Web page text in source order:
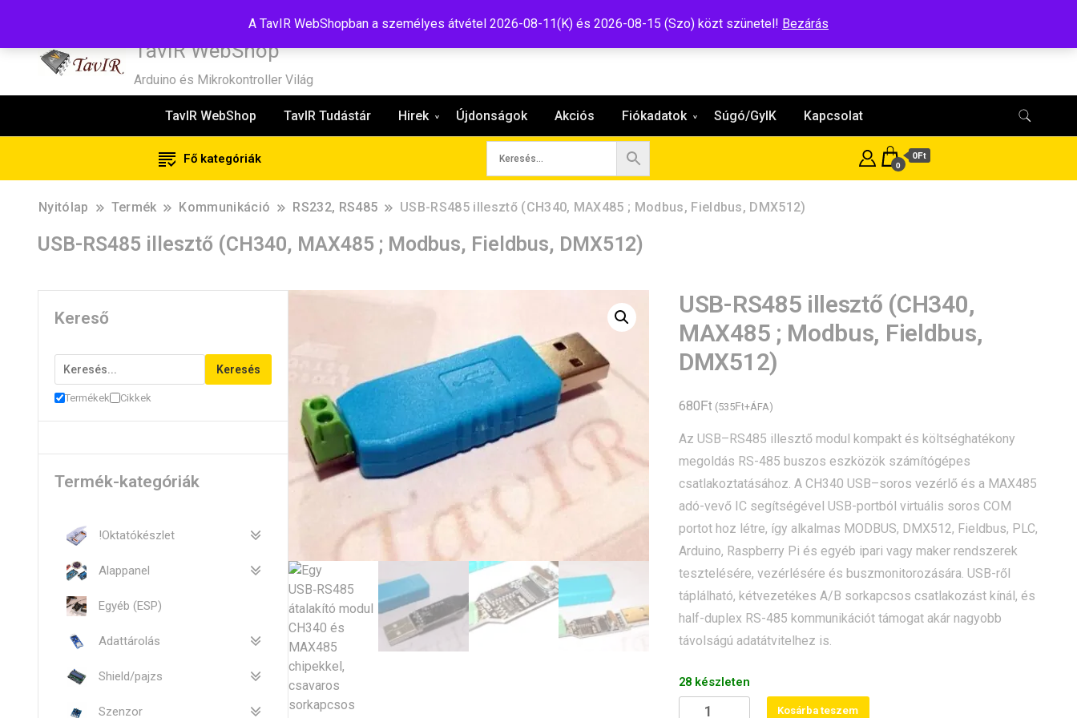
A TavIR WebShopban a személyes átvétel 2026-08-11(K) és 2026-08-15 (Szo) közt szünetel! Bezárás
TavIR WebShop
Arduino és Mikrokontroller Világ
TavIR WebShop TavIR Tudástár Hirek Újdonságok Akciós Fiókadatok Súgó/GyIK Kapcsolat
Fő kategóriák 0
0Ft
Nyitólap Termék Kommunikáció RS232, RS485 USB-RS485 illesztő (CH340, MAX485 ; Modbus, Fieldbus, DMX512)
USB-RS485 illesztő (CH340, MAX485 ; Modbus, Fieldbus, DMX512)
USB-RS485 illesztő (CH340,
MAX485 ; Modbus, Fieldbus,
DMX512)
680Ft (535Ft+ÁFA)
Az USB–RS485 illesztő modul kompakt és költséghatékony
megoldás RS-485 buszos eszközök számítógépes
csatlakoztatásához. A CH340 USB–soros vezérlő és a MAX485
adó-vevő IC segítségével USB-portból virtuális soros COM
portot hoz létre, így alkalmas MODBUS, DMX512, Fieldbus, PLC,
Arduino, Raspberry Pi és egyéb ipari vagy maker rendszerek
tesztelésére, vezérlésére és buszmonitorozására. USB-ről
táplálható, kétvezetékes A/B sorkapcsos csatlakozást kínál, és
half-duplex RS-485 kommunikációt támogat akár nagyobb
távolságú adatátvitelhez is.
28 készleten
USB-
Kosárba teszem
Kereső
Keresés
Termékek Cikkek
Termék-kategóriák
!Oktatókészlet
Alappanel
Egyéb (ESP)
Adattárolás
Shield/pajzs
Szenzor